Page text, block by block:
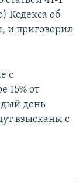
Кодекса об
и приговорил
с
15% от
день
взысканы с